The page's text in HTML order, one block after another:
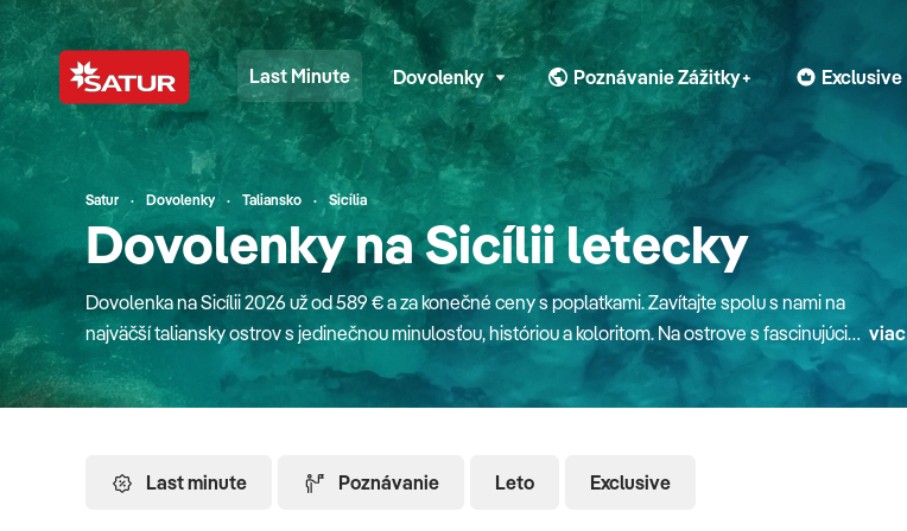
Last Minute Dovolenky Poznávanie Zážitky+ Exclusive
Satur Dovolenky Taliansko Sicília
Dovolenky na Sicílii letecky
Dovolenka na Sicílii 2026 už od 589 € a za konečné ceny s poplatkami. Zavítajte spolu s nami na
najväčší taliansky ostrov s jedinečnou minulosťou, históriou a koloritom. Na ostrove s fascinujúcim
osudom na úpätí sopky sa dá zažiť naozaj všetko. Poprechádzajte sa po pomarančových hájoch,
dokonale nádherných plážach s jemným pieskom alebo zažite dobrodružný výlet na Etnu a večer
Ideálna pre rodiny s deťmi je aj kvôli každodenným zábavným a športovým podujatiam, ktoré
viac
Last minute Poznávanie Leto Exclusive